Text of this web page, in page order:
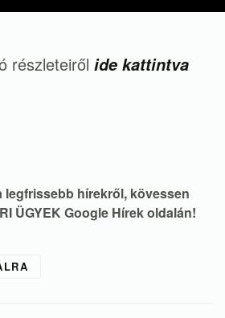
részleteiről ide kattintva
legfrissebb hírekről, kövessen
ÜGYEK Google Hírek oldalán!